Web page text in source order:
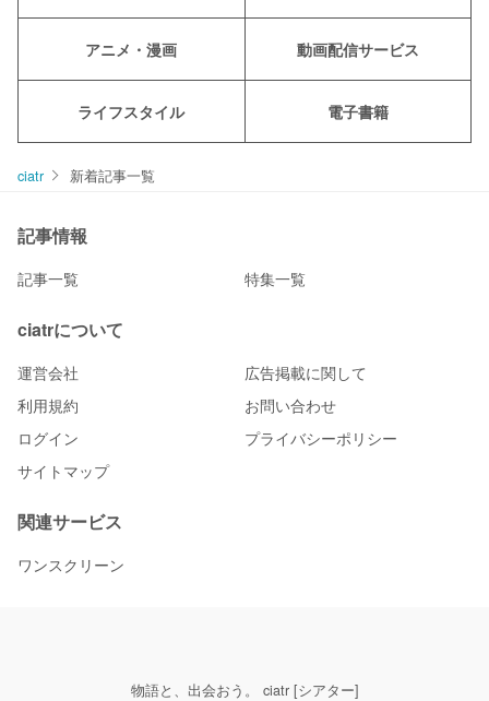
アニメ・漫画 動画配信サービス
ライフスタイル 電子書籍
ciatr 新着記事一覧
記事情報
記事一覧 特集一覧
ciatrについて
運営会社
広告掲載に関して
利用規約
お問い合わせ
ログイン
プライバシーポリシー
サイトマップ
関連サービス
ワンスクリーン
物語と、出会おう。 ciatr [シアター]